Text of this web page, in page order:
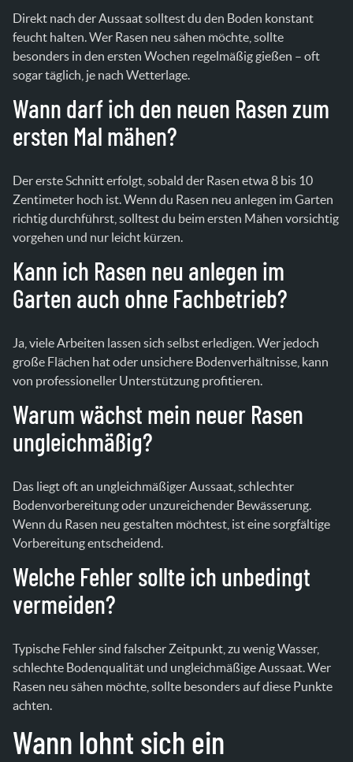
Direkt nach der Aussaat solltest du den Boden konstant
feucht halten. Wer Rasen neu sähen möchte, sollte
besonders in den ersten Wochen regelmäßig gießen – oft
sogar täglich, je nach Wetterlage.
Wann darf ich den neuen Rasen zum
ersten Mal mähen?
Der erste Schnitt erfolgt, sobald der Rasen etwa 8 bis 10
Zentimeter hoch ist. Wenn du Rasen neu anlegen im Garten
richtig durchführst, solltest du beim ersten Mähen vorsichtig
vorgehen und nur leicht kürzen.
Kann ich Rasen neu anlegen im
Garten auch ohne Fachbetrieb?
Ja, viele Arbeiten lassen sich selbst erledigen. Wer jedoch
große Flächen hat oder unsichere Bodenverhältnisse, kann
von professioneller Unterstützung profitieren.
Warum wächst mein neuer Rasen
ungleichmäßig?
Das liegt oft an ungleichmäßiger Aussaat, schlechter
Bodenvorbereitung oder unzureichender Bewässerung.
Wenn du Rasen neu gestalten möchtest, ist eine sorgfältige
Vorbereitung entscheidend.
Welche Fehler sollte ich unbedingt
vermeiden?
Typische Fehler sind falscher Zeitpunkt, zu wenig Wasser,
schlechte Bodenqualität und ungleichmäßige Aussaat. Wer
Rasen neu sähen möchte, sollte besonders auf diese Punkte
achten.
Wann lohnt sich ein